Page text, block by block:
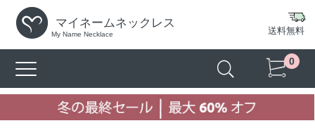
マイネームネックレス
My Name Necklace 送料無料
0